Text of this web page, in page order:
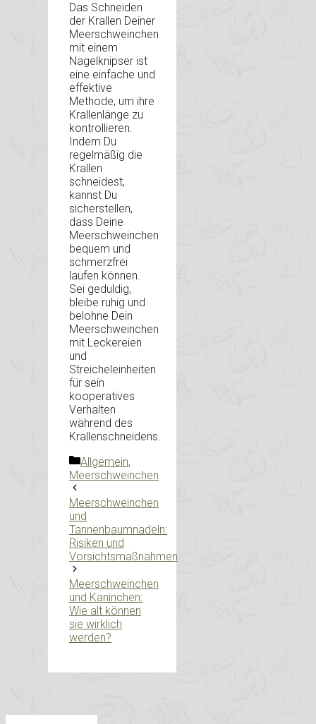
Das Schneiden
der Krallen Deiner
Meerschweinchen
mit einem
Nagelknipser ist
eine einfache und
effektive
Methode, um ihre
Krallenlänge zu
kontrollieren.
Indem Du
regelmäßig die
Krallen
schneidest,
kannst Du
sicherstellen,
dass Deine
Meerschweinchen
bequem und
schmerzfrei
laufen können.
Sei geduldig,
bleibe ruhig und
belohne Dein
Meerschweinchen
mit Leckereien
und
Streicheleinheiten
für sein
kooperatives
Verhalten
während des
Krallenschneidens.
Kategorien
Allgemein,
Meerschweinchen
Meerschweinchen
und
Tannenbaumnadeln:
Risiken und
Vorsichtsmaßnahmen
Meerschweinchen
und Kaninchen:
Wie alt können
sie wirklich
werden?